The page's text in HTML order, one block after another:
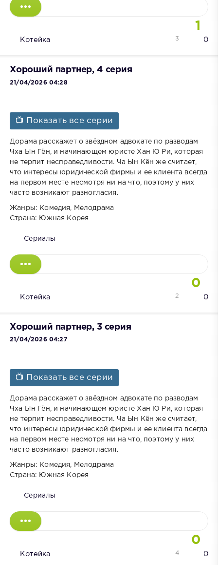
1
Котейка 0
3
Хороший партнер, 4 серия
21/04/2026 04:28
📺 Показать все серии
Дорама расскажет о звёздном адвокате по разводам
Чха Ын Гён, и начинающем юристе Хан Ю Ри, которая
не терпит несправедливости. Ча Ын Кён же считает,
что интересы юридической фирмы и ее клиента всегда
на первом месте несмотря ни на что, поэтому у них
часто возникают разногласия.
Жанры: Комедия, Мелодрама
Страна: Южная Корея
Сериалы
0
Котейка 0
2
Хороший партнер, 3 серия
21/04/2026 04:27
📺 Показать все серии
Дорама расскажет о звёздном адвокате по разводам
Чха Ын Гён, и начинающем юристе Хан Ю Ри, которая
не терпит несправедливости. Ча Ын Кён же считает,
что интересы юридической фирмы и ее клиента всегда
на первом месте несмотря ни на что, поэтому у них
часто возникают разногласия.
Жанры: Комедия, Мелодрама
Страна: Южная Корея
Сериалы
0
Котейка 0
4